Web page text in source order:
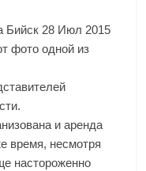
Бийск 28 Июл 2015
фото одной из
и аренда
время, несмотря
настороженно